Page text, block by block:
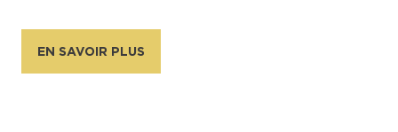
EN SAVOIR PLUS